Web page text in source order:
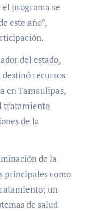
programa se
este año”,
del estado,
recursos
en Tamaulipas,
tratamiento
de la
de la
principales como
un
de salud